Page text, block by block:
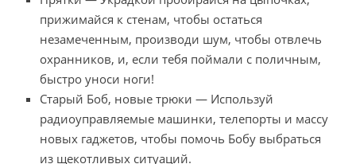
прижимайся к стенам, чтобы остаться
незамеченным, производи шум, чтобы отвлечь
охранников, и, если тебя поймали с поличным,
быстро уноси ноги!
Старый Боб, новые трюки — Используй
радиоуправляемые машинки, телепорты и массу
новых гаджетов, чтобы помочь Бобу выбраться
из щекотливых ситуаций.